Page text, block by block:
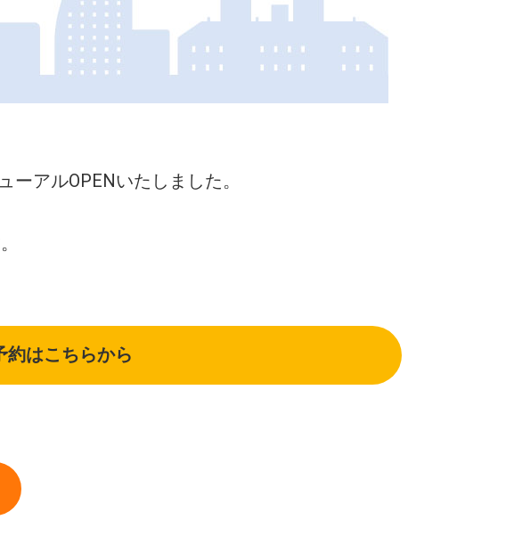
ーアルOPENいたしました。
約はこちらから